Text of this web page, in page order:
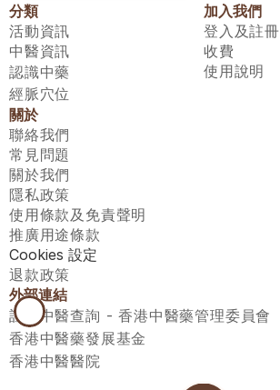
分類
活動資訊
中醫資訊
認識中藥
經脈穴位
加入我們
登入及註冊
收費
使用說明
關於
聯絡我們
常見問題
關於我們
隱私政策
使用條款及免責聲明
推廣用途條款
Cookies 設定
退款政策
外部連結
註冊中醫查詢 - 香港中醫藥管理委員會
香港中醫藥發展基金
香港中醫醫院